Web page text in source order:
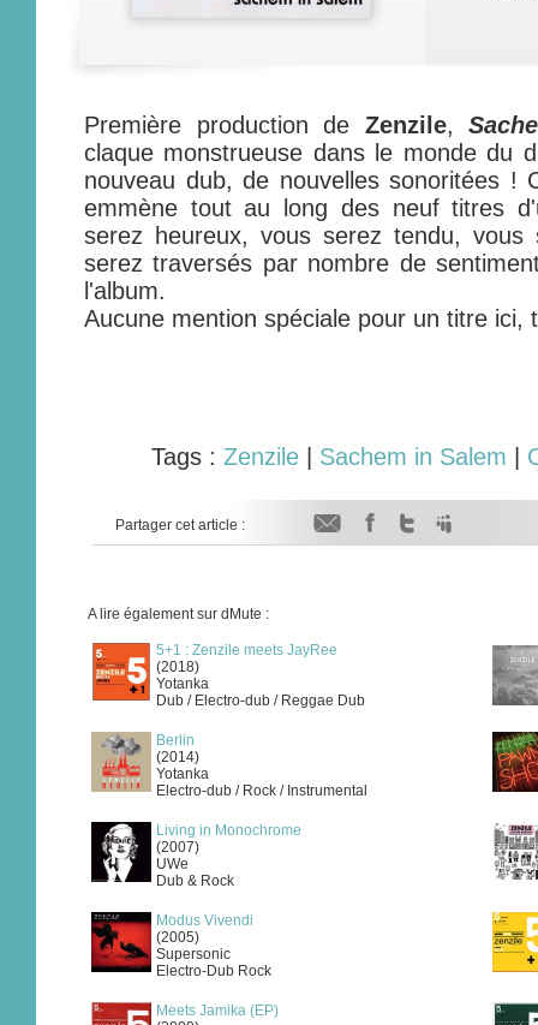
Première production de Zenzile,
claque monstrueuse dans le monde du
nouveau dub, de nouvelles sonoritées !
emmène tout au long des neuf titres
serez heureux, vous serez tendu, vous
serez traversés par nombre de
l'album.
Aucune mention spéciale pour un titre ici,
Tags : Zenzile Sachem in Salem
Partager cet article :
A lire également sur dMute :
5+1 : Zenzile meets JayRee
(2018)
Yotanka
Dub / Electro-dub / Reggae Dub
Berlin
(2014)
Yotanka
Electro-dub / Rock / Instrumental
Living in Monochrome
(2007)
UWe
Dub & Rock
Modus Vivendi
(2005)
Supersonic
Electro-Dub Rock
Meets Jamika (EP)